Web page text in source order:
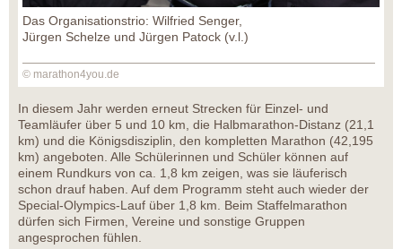
Das Organisationstrio: Wilfried Senger,
Jürgen Schelze und Jürgen Patock (v.l.)
© marathon4you.de
In diesem Jahr werden erneut Strecken für Einzel- und
Teamläufer über 5 und 10 km, die Halbmarathon-Distanz (21,1
km) und die Königsdisziplin, den kompletten Marathon (42,195
km) angeboten. Alle Schülerinnen und Schüler können auf
einem Rundkurs von ca. 1,8 km zeigen, was sie läuferisch
schon drauf haben. Auf dem Programm steht auch wieder der
Special-Olympics-Lauf über 1,8 km. Beim Staffelmarathon
dürfen sich Firmen, Vereine und sonstige Gruppen
angesprochen fühlen.